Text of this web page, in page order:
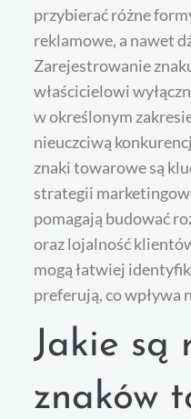
przybierać różne
reklamowe, a nawet
Zarejestrowanie
właścicielowi
w określonym
nieuczciwą
znaki towarowe są
strategii
pomagają budować
oraz lojalność
mogą łatwiej
preferują, co wpływa
Jakie są
znaków